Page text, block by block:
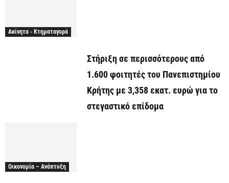
Ακίνητα - Κτηματαγορά
Στήριξη σε περισσότερους από
1.600 φοιτητές του Πανεπιστημίου
Κρήτης με 3,358 εκατ. ευρώ για το
στεγαστικό επίδομα
Οικονομία – Ανάπτυξη